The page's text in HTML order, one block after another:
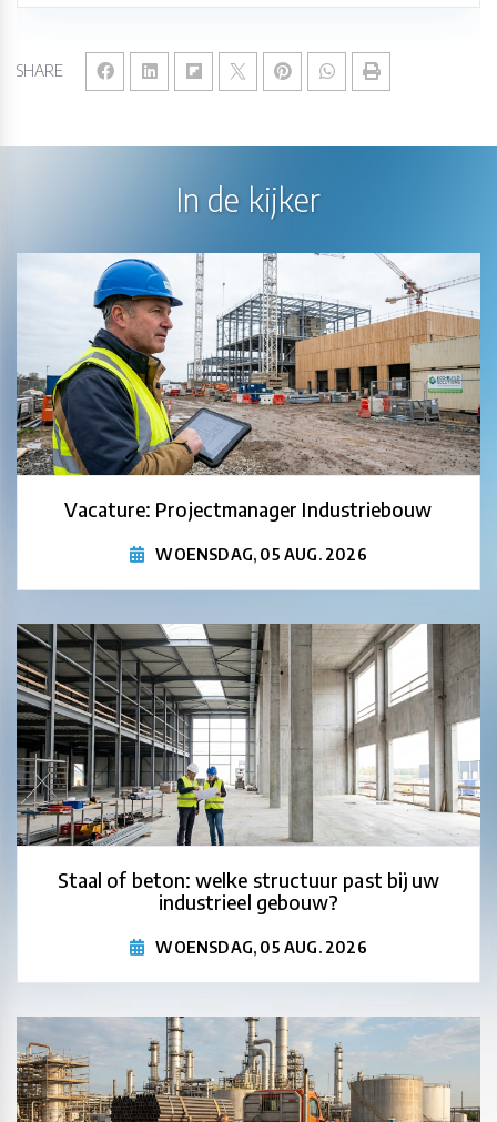
SHARE
In de kijker
Vacature: Projectmanager Industriebouw
WOENSDAG, 05 AUG. 2026
Staal of beton: welke structuur past bij uw
industrieel gebouw?
WOENSDAG, 05 AUG. 2026